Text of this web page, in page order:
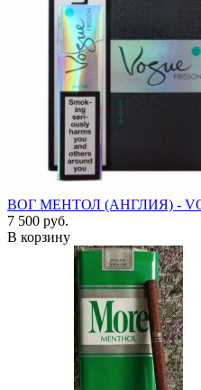
ВОГ МЕНТОЛ (АНГЛИЯ) -
7 500 руб.
В корзину